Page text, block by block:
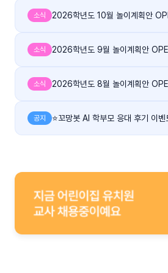
소식 2026학년도 10월 놀이계획안
소식 2026학년도 9월 놀이계획안
소식 2026학년도 8월 놀이계획안
공지 ⭐꼬망봇 AI 학부모 응대 후기 이벤